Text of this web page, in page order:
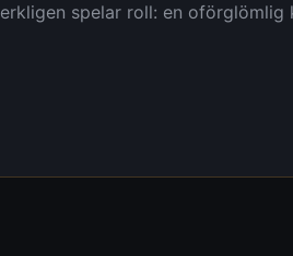
spelar roll: en oförglömlig